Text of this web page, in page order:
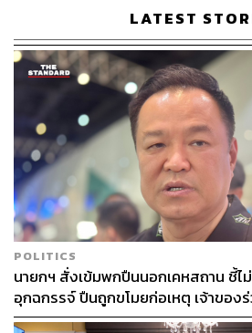
LATEST
POLITICS
นายกฯ สั่งเข้มพกปืนนอกเคหสถาน ชี้ไม่
อุกฉกรรจ์ ปืนถูกขโมยก่อเหตุ เจ้าของ